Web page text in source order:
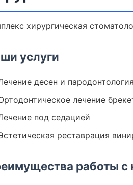
хирургическая
услуги
десен и пародонтология
лечение
под седацией
реставрация
работы с